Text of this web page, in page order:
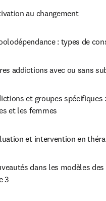
au changement
: types de
addictions avec ou sans
et groupes spécifiques
et les femmes
et intervention en
dans les modèles
3